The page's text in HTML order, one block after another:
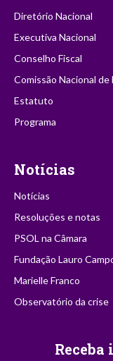
Diretório Nacional
Executiva Nacional
Conselho Fiscal
Comissão Nacional de
Estatuto
Programa
Notícias
Notícias
Resoluções e notas
PSOL na Câmara
Fundação Lauro
Marielle Franco
Observatório da crise
Receba